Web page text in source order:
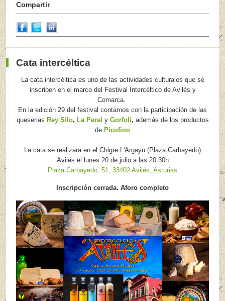
Compartir
Cata intercéltica
La cata intercéltica es uno de las actividades culturales que se
inscriben en el marco del Festival Intercéltico de Avilés y
Comarca.
En la edición 29 del festival contamos con la participación de las
queserias Rey Silo, La Peral y Gorfolí, además de los productos
de Picofino
La cata se realizara en el Chigre L'Argayu (Plaza Carbayedo)
Avilés el lunes 20 de julio a las 20:30h
Plaza Carbayedo, 51, 33402 Avilés, Asturias
Inscripción cerrada. Aforo completo